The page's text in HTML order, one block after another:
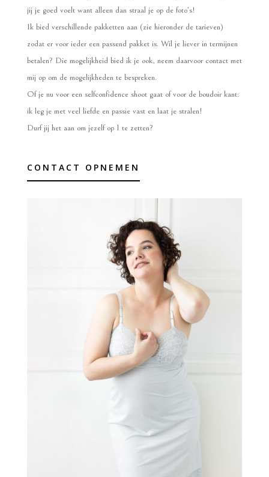
jij je goed voelt want alleen dan straal je op de foto’s!
Ik bied verschillende pakketten aan (zie hieronder de tarieven)
zodat er voor ieder een passend pakket is. Wil je liever in termijnen
betalen? Die mogelijkheid bied ik je ook, neem daarvoor contact met
mij op om de mogelijkheden te bespreken.
Of je nu voor een selfconfidence shoot gaat of voor de boudoir kant:
ik leg je met veel liefde en passie vast en laat je stralen!
Durf jij het aan om jezelf op 1 te zetten?
CONTACT OPNEMEN